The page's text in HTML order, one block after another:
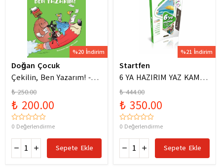
%20 İndirim
Doğan Çocuk
Çekilin, Ben Yazarım! -
Anıl Basılı
₺ 250.00
₺ 200.00
0 Değerlendirme
Sepete Ekle
%21 İndirim
Startfen
6 YA HAZIRIM YAZ KAMPI
FÖYLERİ
₺ 444.00
₺ 350.00
0 Değerlendirme
Sepete Ekle